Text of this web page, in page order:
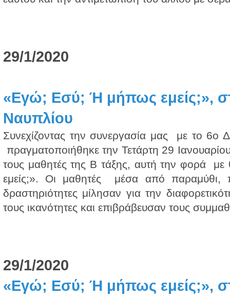
29/1/2020
«Εγώ; Εσύ; Ή μήπως εμείς;»,
Ναυπλίου
Συνεχίζοντας την συνεργασία μας με το 6ο
πραγματοποιήθηκε την Τετάρτη 29
τους μαθητές της Β τάξης, αυτή την φορά
εμείς;». Οι μαθητές μέσα από παραμύθι,
δραστηριότητες μίλησαν για την
τους ικανότητες και επιβράβευσαν τους
29/1/2020
«Εγώ; Εσύ; Ή μήπως εμείς;»,